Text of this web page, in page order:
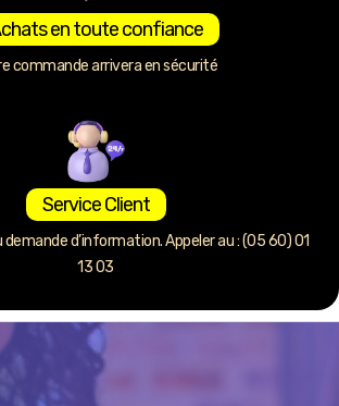
en toute confiance
commande arrivera en sécurité
Service Client
d’information. Appeler au : (05 60) 01
13 03